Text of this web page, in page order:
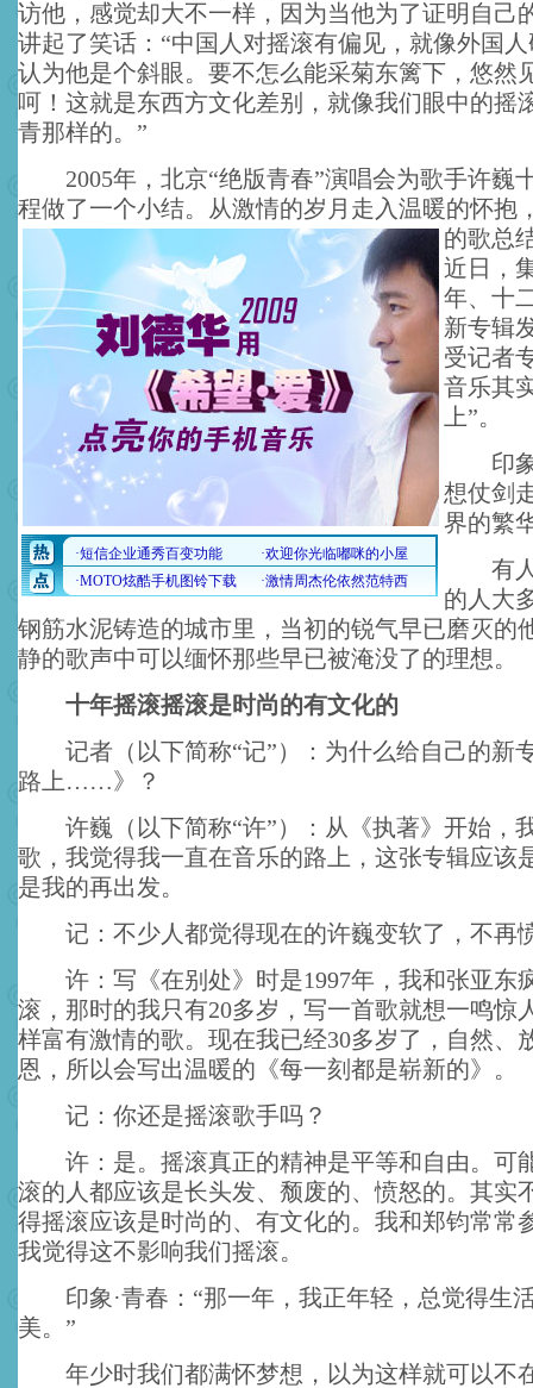
访他，感觉却大不一样，因为当他为了证明自己
讲起了笑话：“中国人对摇滚有偏见，就像外国
认为他是个斜眼。要不怎么能采菊东篱下，悠然
呵！这就是东西方文化差别，就像我们眼中的摇
青那样的。”
2005年，北京“绝版青春”演唱会为歌手许巍
程做了一个小结。从激情的岁月走入温暖的怀抱
的歌总
近日，
年、十
新专辑
受记者
音乐其
上”。
印象·
想仗剑
界的繁
有人
的人大
钢筋水泥铸造的城市里，当初的锐气早已磨灭的
静的歌声中可以缅怀那些早已被淹没了的理想。
十年摇滚摇滚是时尚的有文化的
记者（以下简称“记”）：为什么给自己的新
路上……》？
许巍（以下简称“许”）：从《执著》开始，
歌，我觉得我一直在音乐的路上，这张专辑应该
是我的再出发。
记：不少人都觉得现在的许巍变软了，不再
许：写《在别处》时是1997年，我和张亚东
滚，那时的我只有20多岁，写一首歌就想一鸣惊
样富有激情的歌。现在我已经30多岁了，自然、
恩，所以会写出温暖的《每一刻都是崭新的》。
记：你还是摇滚歌手吗？
许：是。摇滚真正的精神是平等和自由。可
滚的人都应该是长头发、颓废的、愤怒的。其实
得摇滚应该是时尚的、有文化的。我和郑钧常常
我觉得这不影响我们摇滚。
印象·青春：“那一年，我正年轻，总觉得生
美。”
年少时我们都满怀梦想，以为这样就可以不